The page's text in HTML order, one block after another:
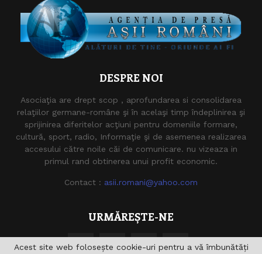
DESPRE NOI
Asociaţia are drept scop , aprofundarea si consolidarea
relaţiilor germane-române şi în acelaşi timp îndeplinirea şi
sprijinirea diferitelor acţiuni pentru domeniile formare,
cultură, sport, radio, Informaţie şi de asemenea realizarea
accesului către noile căi de comunicare. nu vizeaza in
primul rand obtinerea unui profit economic.
Contact : asii.romani@yahoo.com
URMĂREȘTE-NE
Acest site web folosește cookie-uri pentru a vă îmbunătăți